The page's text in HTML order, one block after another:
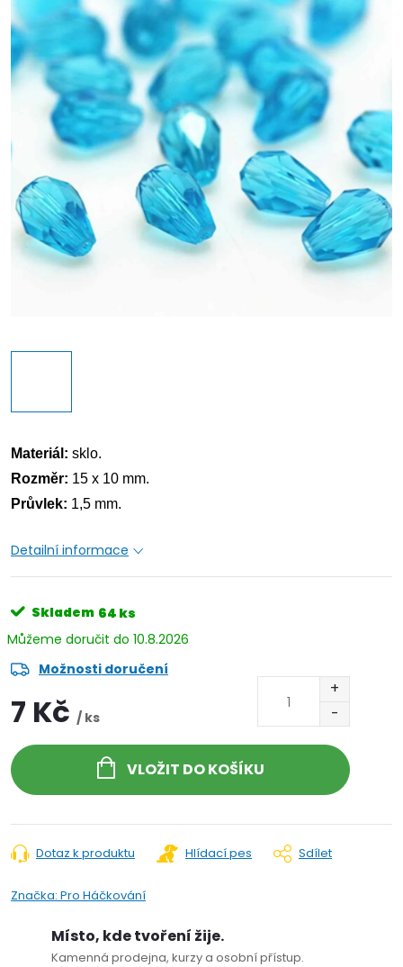
Materiál: sklo.
Rozměr: 15 x 10 mm.
Průvlek: 1,5 mm.
Detailní informace
Skladem 64 ks
10.8.2026
Možnosti doručení
7 Kč / ks
VLOŽIT DO KOŠÍKU
Dotaz k produktu Hlídací pes Sdílet
Značka: Pro Háčkování
Místo, kde tvoření žije.
Kamenná prodejna, kurzy a osobní přístup.